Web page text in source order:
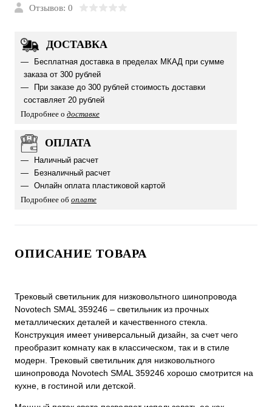
Отзывов: 0
ДОСТАВКА
Бесплатная доставка в пределах МКАД при сумме
заказа от 300 рублей
При заказе до 300 рублей стоимость доставки
составляет 20 рублей
Подробнее о доставке
ОПЛАТА
Наличный расчет
Безналичный расчет
Онлайн оплата пластиковой картой
Подробнее об оплате
ОПИСАНИЕ ТОВАРА
Трековый светильник для низковольтного шинопровода
Novotech SMAL 359246 – светильник из прочных
металлических деталей и качественного стекла.
Конструкция имеет универсальный дизайн, за счет чего
преобразит комнату как в классическом, так и в стиле
модерн. Трековый светильник для низковольтного
шинопровода Novotech SMAL 359246 хорошо смотрится на
кухне, в гостиной или детской.